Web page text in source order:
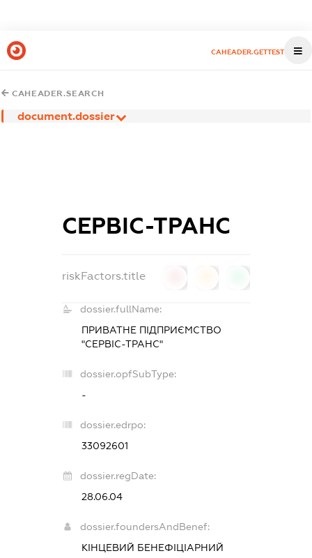
CAHEADER.GETTEST
CAHEADER.SEARCH
document.dossier
СЕРВІС-ТРАНС
riskFactors.title
dossier.fullName:
ПРИВАТНЕ ПІДПРИЄМСТВО
"СЕРВІС-ТРАНС"
dossier.opfSubType:
-
dossier.edrpo:
33092601
dossier.regDate:
28.06.04
dossier.foundersAndBenef:
КІНЦЕВИЙ БЕНЕФІЦІАРНИЙ